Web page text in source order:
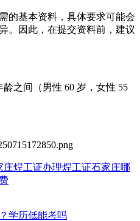
的基本资料，具体要求可能会
。因此，在提交资料前，建议
之间（男性 60 岁，女性 55
庄焊工证办理焊工证石家庄哪
学历低能考吗